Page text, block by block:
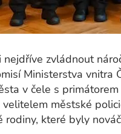
nejdříve zvládnout
Ministerstva vnitra
v čele s
městské
rodiny, které byly